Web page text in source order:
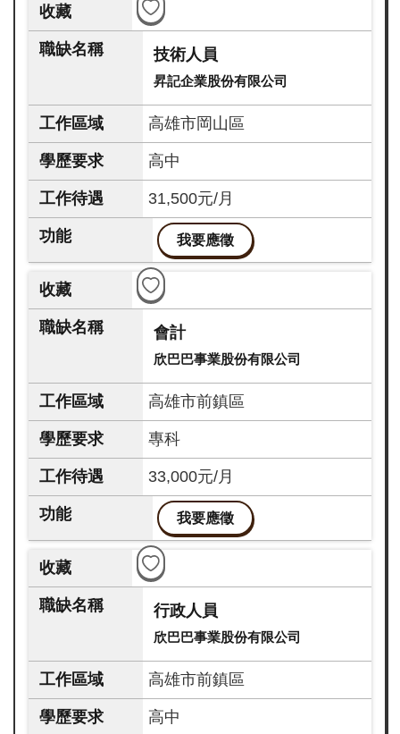
技術人員
昇記企業股份有限公司
高雄市岡山區
高中
31,500元/月
我要應徵
會計
欣巴巴事業股份有限公司
高雄市前鎮區
專科
33,000元/月
我要應徵
行政人員
欣巴巴事業股份有限公司
高雄市前鎮區
高中